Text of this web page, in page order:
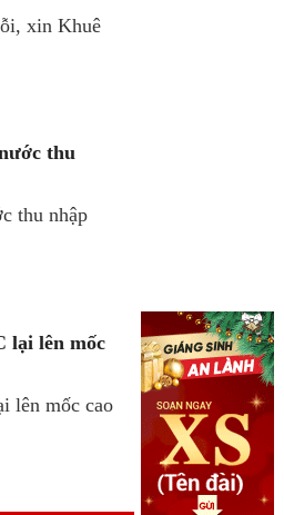
xin Khuê
thu
thu nhập
lại lên mốc
lên mốc cao